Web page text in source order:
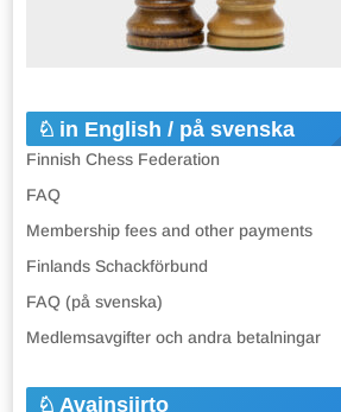
in English / på svenska
Finnish Chess Federation
FAQ
Membership fees and other payments
Finlands Schackförbund
FAQ (på svenska)
Medlemsavgifter och andra betalningar
Avainsiirto